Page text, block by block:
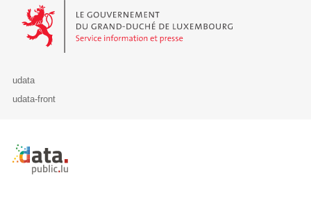
Le Gouvernement du Grand-Duché de Luxembourg - Service
udata
udata-front
Retour à l'accueil de data.public.lu